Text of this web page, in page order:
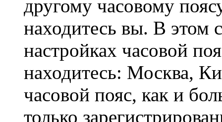
другому часовому
находитесь вы. В этом
настройках часовой
находитесь: Москва,
часовой пояс, как и
только